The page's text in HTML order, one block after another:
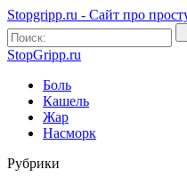
Stopgripp.ru - Cайт про
StopGripp.ru
Боль
Кашель
Жар
Насморк
Рубрики